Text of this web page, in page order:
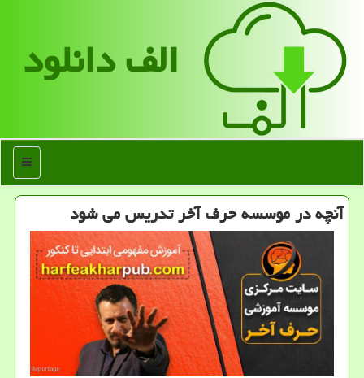
الف دانلود
منو
آنچه در موسسه حرف آخر تدریس می شود